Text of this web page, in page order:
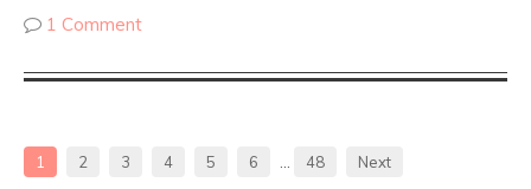
1 Comment
1 2 3 4 5 6 48 Next